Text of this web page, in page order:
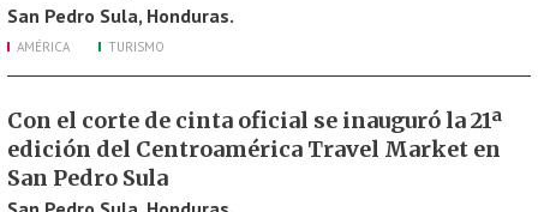
San Pedro Sula, Honduras.
AMÉRICA TURISMO
Con el corte de cinta oficial se inauguró la 21ª
edición del Centroamérica Travel Market en
San Pedro Sula